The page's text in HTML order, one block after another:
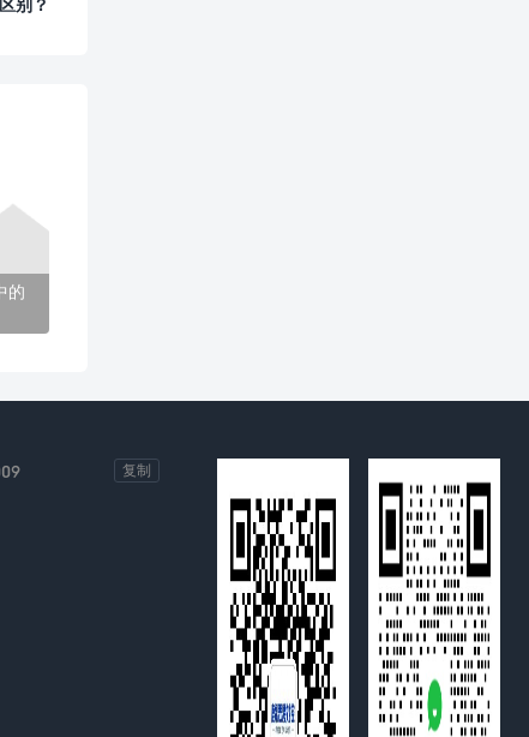
别？
的
复制